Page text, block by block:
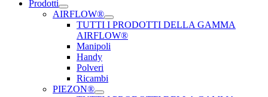
Prodotti
AIRFLOW®
TUTTI I PRODOTTI DELLA GAMMA
AIRFLOW®
Manipoli
Handy
Polveri
Ricambi
PIEZON®